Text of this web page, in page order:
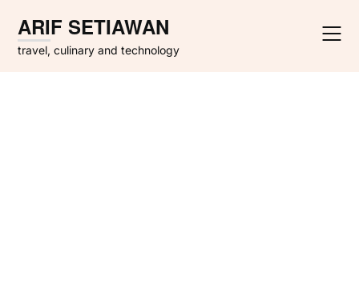
content
ARIF SETIAWAN
travel, culinary and technology